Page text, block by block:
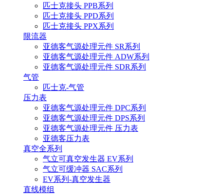
匹士克接头 PPB系列
匹士克接头 PPD系列
匹士克接头 PPX系列
限流器
亚德客气源处理元件 SR系列
亚德客气源处理元件 ADW系列
亚德客气源处理元件 SDR系列
气管
匹士克-气管
压力表
亚德客气源处理元件 DPC系列
亚德客气源处理元件 DPS系列
亚德客气源处理元件 压力表
亚德客压力表
真空全系列
气立可真空发生器 EV系列
气立可缓冲器 SAC系列
EV系列-真空发生器
直线模组